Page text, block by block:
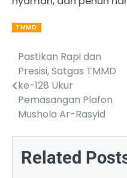
TMMD
Post
navigation
Pastikan Rapi dan
Presisi, Satgas TMMD
ke-128 Ukur
Pemasangan Plafon
Mushola Ar-Rasyid
Related